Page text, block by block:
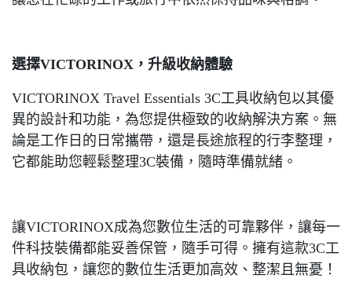
選擇VICTORINOX，升級收納體驗
VICTORINOX Travel Essentials 3C工具收納包以其優
異的設計和功能，為您提供極致的收納解決方案。無
論是工作日的日常攜帶，還是長途旅程的行李整理，
它都能助您輕鬆整理3C裝備，隨時準備就緒。
讓VICTORINOX成為您數位生活的可靠夥伴，讓每一
件科技裝備都能妥善保管，隨手可得。擁有這款3C工
具收納包，讓您的數位生活更加高效、整潔且無憂！